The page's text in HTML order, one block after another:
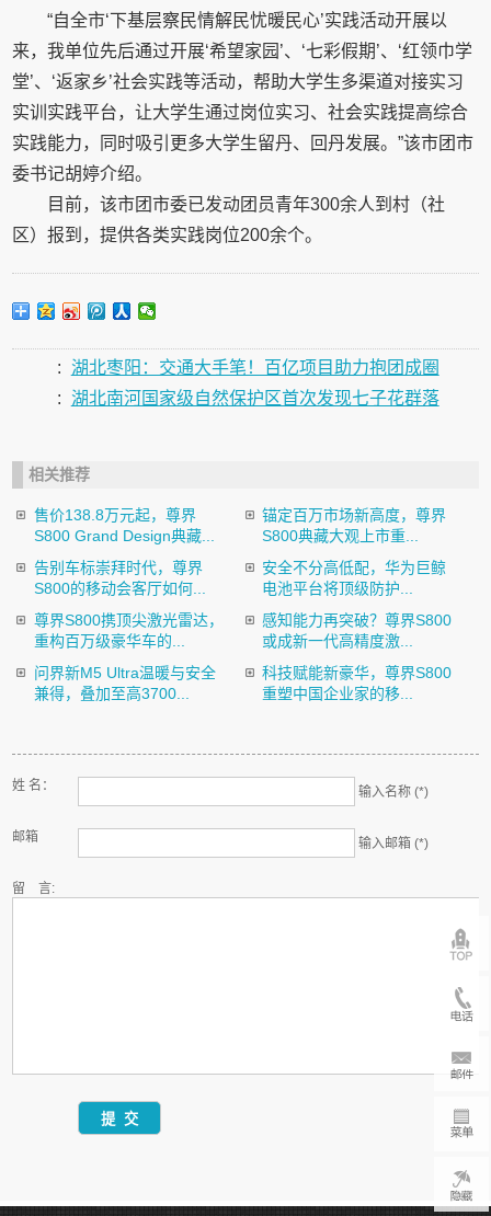
“自全市‘下基层察民情解民忧暖民心’实践活动开展以
来，我单位先后通过开展‘希望家园’、‘七彩假期’、‘红领巾学
堂’、‘返家乡’社会实践等活动，帮助大学生多渠道对接实习
实训实践平台，让大学生通过岗位实习、社会实践提高综合
实践能力，同时吸引更多大学生留丹、回丹发展。”该市团市
委书记胡婷介绍。
目前，该市团市委已发动团员青年300余人到村（社
区）报到，提供各类实践岗位200余个。
: 湖北枣阳：交通大手笔！百亿项目助力抱团成圈
: 湖北南河国家级自然保护区首次发现七子花群落
相关推荐
售价138.8万元起，尊界
S800 Grand Design典藏...
锚定百万市场新高度，尊界
S800典藏大观上市重...
告别车标崇拜时代，尊界
S800的移动会客厅如何...
安全不分高低配，华为巨鲸
电池平台将顶级防护...
尊界S800携顶尖激光雷达，
重构百万级豪华车的...
感知能力再突破？尊界S800
或成新一代高精度激...
问界新M5 Ultra温暖与安全
兼得，叠加至高3700...
科技赋能新豪华，尊界S800
重塑中国企业家的移...
姓 名： 输入名称 (*)
邮箱 输入邮箱 (*)
留 言: